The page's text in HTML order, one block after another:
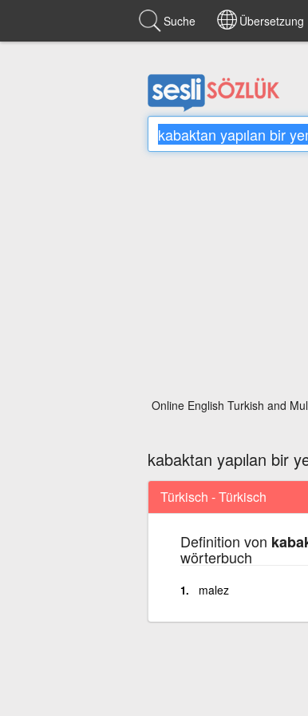
Suche Übersetzung
Online English Turkish and
kabaktan yapılan bir
Türkisch - Türkisch
Definition von
wörterbuch
malez